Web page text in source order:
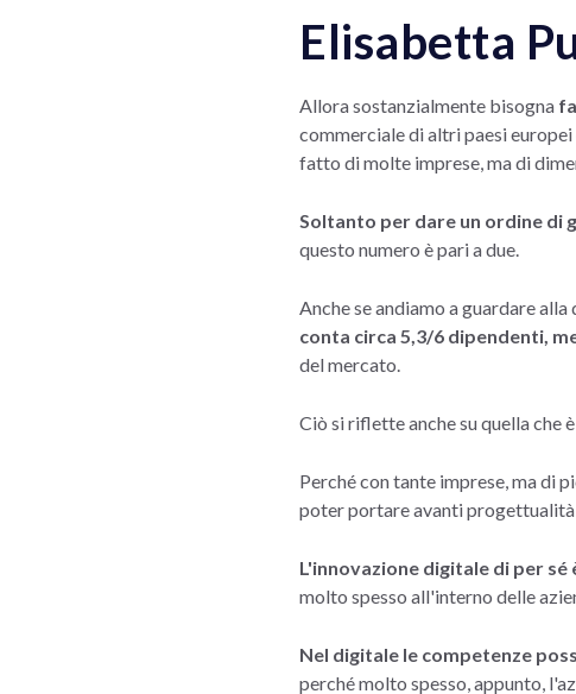
Elisabetta
Allora sostanzialmente bisogna
commerciale di altri paesi
fatto di molte imprese, ma di
Soltanto per dare un ordine di
questo numero è pari a due.
Anche se andiamo a guardare
conta circa 5,3/6 dipendenti,
del mercato.
Ciò si riflette anche su quella che
Perché con tante imprese, ma di
poter portare avanti
L'innovazione digitale di per
molto spesso all'interno delle
Nel digitale le competenze
perché molto spesso, appunto,